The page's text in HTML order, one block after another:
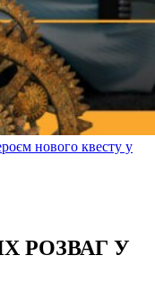
нового квесту у
РОЗВАГ У